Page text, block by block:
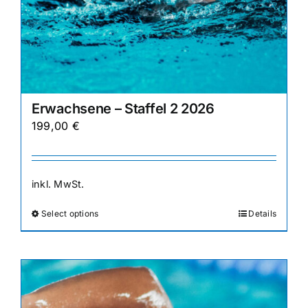
Erwachsene – Staffel 2 2026
199,00 €
inkl. MwSt.
Select optionsDieses
Produkt
mehrere
Varianten
Details